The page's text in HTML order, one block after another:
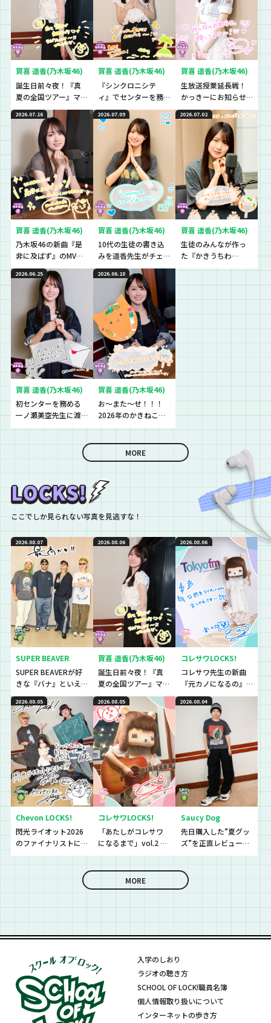
賀喜 遥香(乃木坂46)
誕生日前々夜！『真
夏の全国ツアー』マ
ストアイテムと
は！？
賀喜 遥香(乃木坂46)
『シンクロニシテ
ィ』でセンターを務
めた遥香先生の想い
とは？
賀喜 遥香(乃木坂46)
生放送授業延長戦！
かっきーにお知らせ
です！
2026.07.16
賀喜 遥香(乃木坂46)
乃木坂46の新曲『是
非に及ばず』のMVを
観た生徒の感想をチ
ェック！
2026.07.09
賀喜 遥香(乃木坂46)
10代の生徒の書き込
みを遥香先生がチェ
ック！
2026.07.02
賀喜 遥香(乃木坂46)
生徒のみんなが作っ
た『かきうちわ
2026』を最速でチェ
2026.06.25
賀喜 遥香(乃木坂46)
初センターを務める
一ノ瀬美空先生に渡
したものとは？
2026.06.18
賀喜 遥香(乃木坂46)
お〜また〜せ！！！
2026年のかきねこう
ちわが完成♪♪♪
MORE
ここでしか見られない写真を見逃すな！
2026.08.07
SUPER BEAVER
SUPER BEAVERが好
きな『バナ』といえ
ば〜？『恋バナ』だ
ぁぁぁ！！！今回は
生徒と、恋バナ逆
電！！！！
2026.08.06
賀喜 遥香(乃木坂46)
誕生日前々夜！『真
夏の全国ツアー』マ
ストアイテムと
は！？
2026.08.06
コレサワLOCKS!
コレサワ先生の新曲
『元カノになるの』
初解禁！！！！！
2026.08.05
Chevon LOCKS!
閃光ライオット2026
のファイナリストに
思わず「なんであん
2026.08.05
コレサワLOCKS!
「あたしがコレサワ
になるまで」vol.2 開
催！！
2026.08.04
Saucy Dog
先日購入した”夏グッ
ズ”を正直レビューし
ていきました！
MORE
入学のしおり
ラジオの聴き方
SCHOOL OF LOCK!職員名簿
個人情報取り扱いについて
インターネットの歩き方